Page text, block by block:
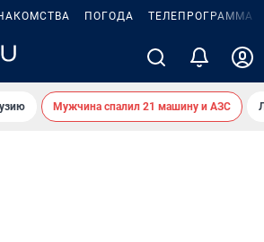
ПОГОДА ТЕЛЕПРОГРАММА
Мужчина спалил 21 машину и АЗС